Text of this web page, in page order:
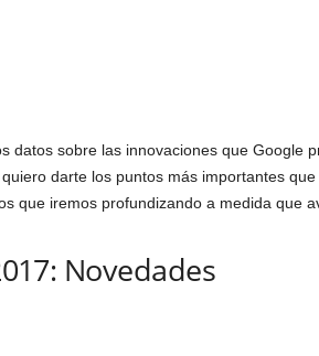
datos sobre las innovaciones que Google
darte los puntos más importantes
que iremos profundizando a medida que
Novedades